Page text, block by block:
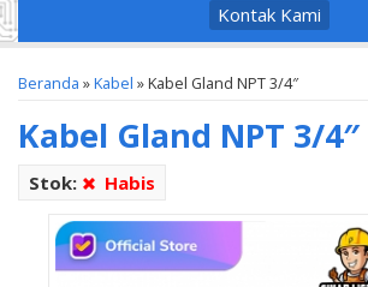
Kontak Kami
Beranda »Kabel »Kabel Gland NPT 3/4″
Kabel Gland NPT 3/4″
Stok: Habis